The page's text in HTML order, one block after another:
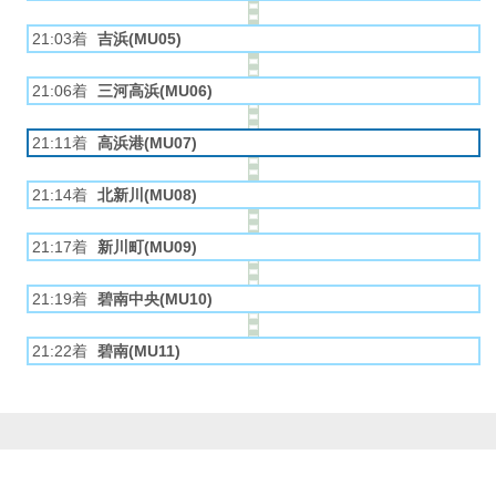
21:03着 吉浜(MU05)
21:06着 三河高浜(MU06)
21:11着 高浜港(MU07)
21:14着 北新川(MU08)
21:17着 新川町(MU09)
21:19着 碧南中央(MU10)
21:22着 碧南(MU11)